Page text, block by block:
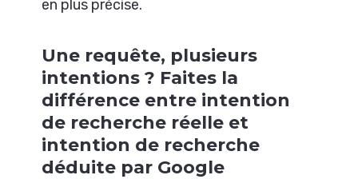
en plus précise.
Une requête, plusieurs
intentions ? Faites la
différence entre intention
de recherche réelle et
intention de recherche
déduite par Google